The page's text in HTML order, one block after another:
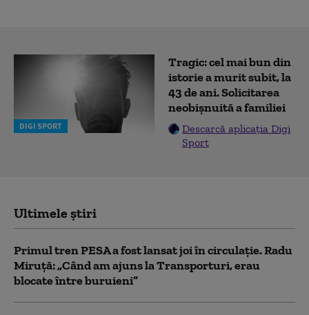
DIGI SPORT
Tragic: cel mai bun din
istorie a murit subit, la
43 de ani. Solicitarea
neobișnuită a familiei
Descarcă aplicația Digi
Sport
Ultimele știri
Primul tren PESA a fost lansat joi în circulație. Radu
Miruță: „Când am ajuns la Transporturi, erau
blocate între buruieni”